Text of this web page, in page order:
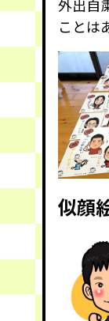
外出自
ことは
似顔